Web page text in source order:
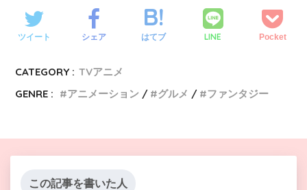
ツイート シェア はてブ LINE Pocket
CATEGORY : TVアニメ
GENRE :
アニメーション グルメ ファンタジー
この記事を書いた人